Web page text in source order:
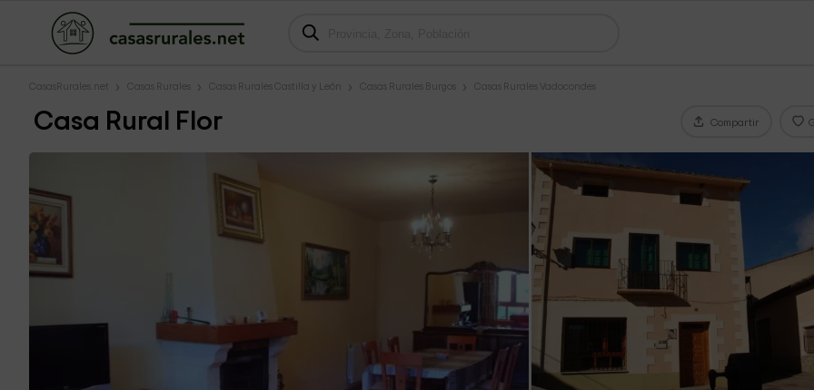
CasasRurales.net Casas Rurales Casas Rurales Castilla y León Casas Rurales Burgos Casas Rurales Vadocondes
Casa Rural Flor Compartir